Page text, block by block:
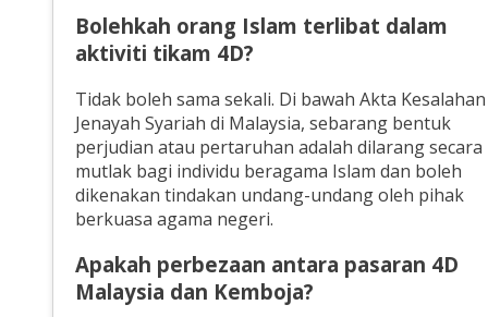
Bolehkah orang Islam terlibat dalam
aktiviti tikam 4D?
Tidak boleh sama sekali. Di bawah Akta Kesalahan
Jenayah Syariah di Malaysia, sebarang bentuk
perjudian atau pertaruhan adalah dilarang secara
mutlak bagi individu beragama Islam dan boleh
dikenakan tindakan undang-undang oleh pihak
berkuasa agama negeri.
Apakah perbezaan antara pasaran 4D
Malaysia dan Kemboja?